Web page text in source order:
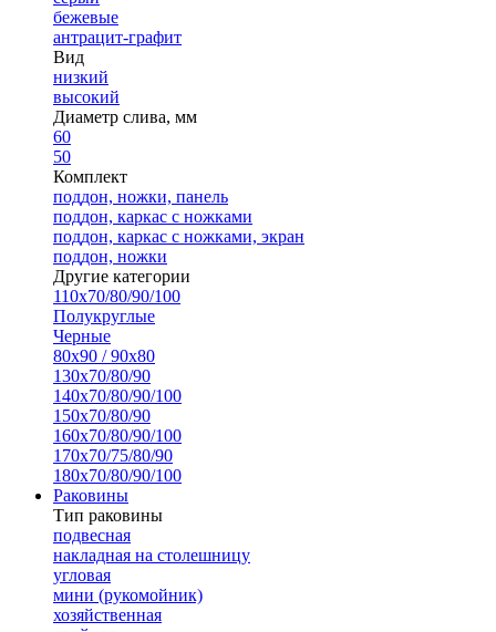
бежевые
антрацит-графит
Вид
низкий
высокий
Диаметр слива, мм
60
50
Комплект
поддон, ножки, панель
поддон, каркас с ножками
поддон, каркас с ножками, экран
поддон, ножки
Другие категории
110х70/80/90/100
Полукруглые
Черные
80х90 / 90х80
130х70/80/90
140х70/80/90/100
150х70/80/90
160х70/80/90/100
170х70/75/80/90
180х70/80/90/100
Раковины
Тип раковины
подвесная
накладная на столешницу
угловая
мини (рукомойник)
хозяйственная